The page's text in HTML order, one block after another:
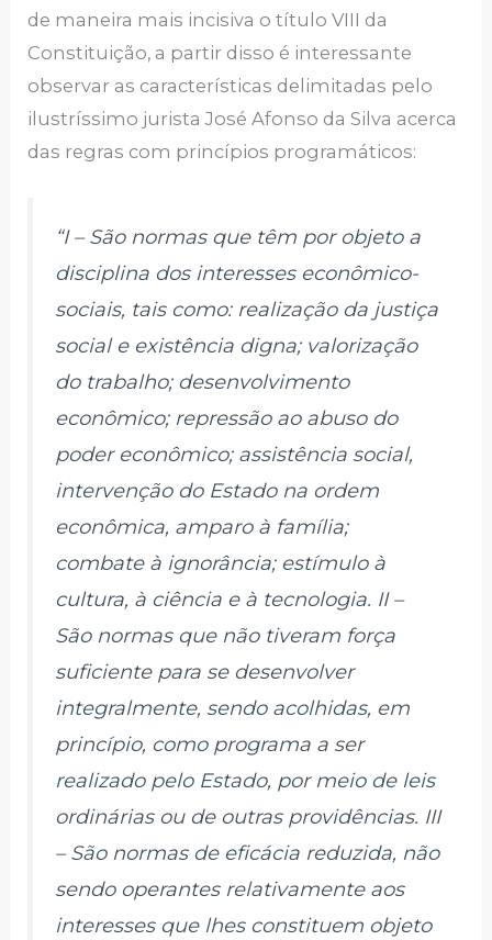
de maneira mais incisiva o título VIII da
Constituição, a partir disso é interessante
observar as características delimitadas pelo
ilustríssimo jurista José Afonso da Silva acerca
das regras com princípios programáticos:
“I – São normas que têm por objeto a
disciplina dos interesses econômico-
sociais, tais como: realização da justiça
social e existência digna; valorização
do trabalho; desenvolvimento
econômico; repressão ao abuso do
poder econômico; assistência social,
intervenção do Estado na ordem
econômica, amparo à família;
combate à ignorância; estímulo à
cultura, à ciência e à tecnologia. II –
São normas que não tiveram força
suficiente para se desenvolver
integralmente, sendo acolhidas, em
princípio, como programa a ser
realizado pelo Estado, por meio de leis
ordinárias ou de outras providências. III
– São normas de eficácia reduzida, não
sendo operantes relativamente aos
interesses que lhes constituem objeto